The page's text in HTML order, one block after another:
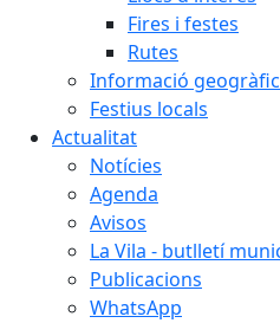
Fires i festes
Rutes
Informació
Festius locals
Actualitat
Notícies
Agenda
Avisos
La Vila - butlletí
Publicacions
WhatsApp